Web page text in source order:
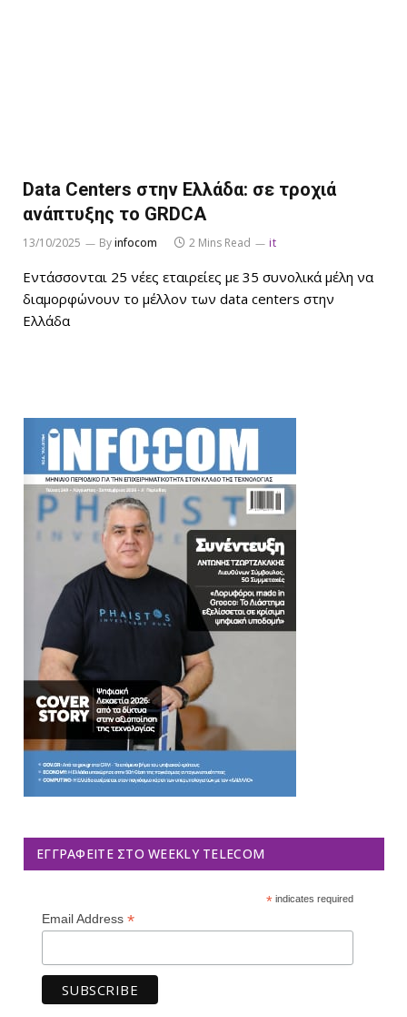
Data Centers στην Ελλάδα: σε τροχιά
ανάπτυξης τo GRDCA
13/10/2025 Byinfocom 2 Mins Read it
Εντάσσονται 25 νέες εταιρείες με 35 συνολικά μέλη να
διαμορφώνουν το μέλλον των data centers στην
Ελλάδα
ΕΓΓΡΑΦΕΊΤΕ ΣΤΟ WEEKLY TELECOM
*indicates required
Email Address *